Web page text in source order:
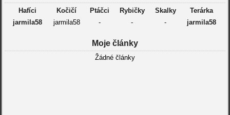
Hafíci Kočičí Ptáčci Rybičky Skalky
Terárka
jarmila58
jarmila58 - - - jarmila58
Moje články
Žádné články